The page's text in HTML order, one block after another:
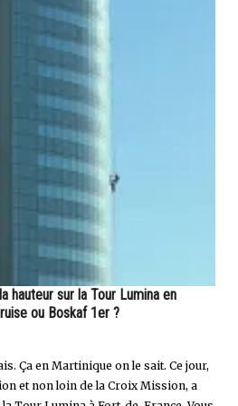
hauteur sur la Tour Lumina en
ou Boskaf 1er ?
Ça en Martinique on le sait. Ce jour,
et non loin de la Croix Mission, a